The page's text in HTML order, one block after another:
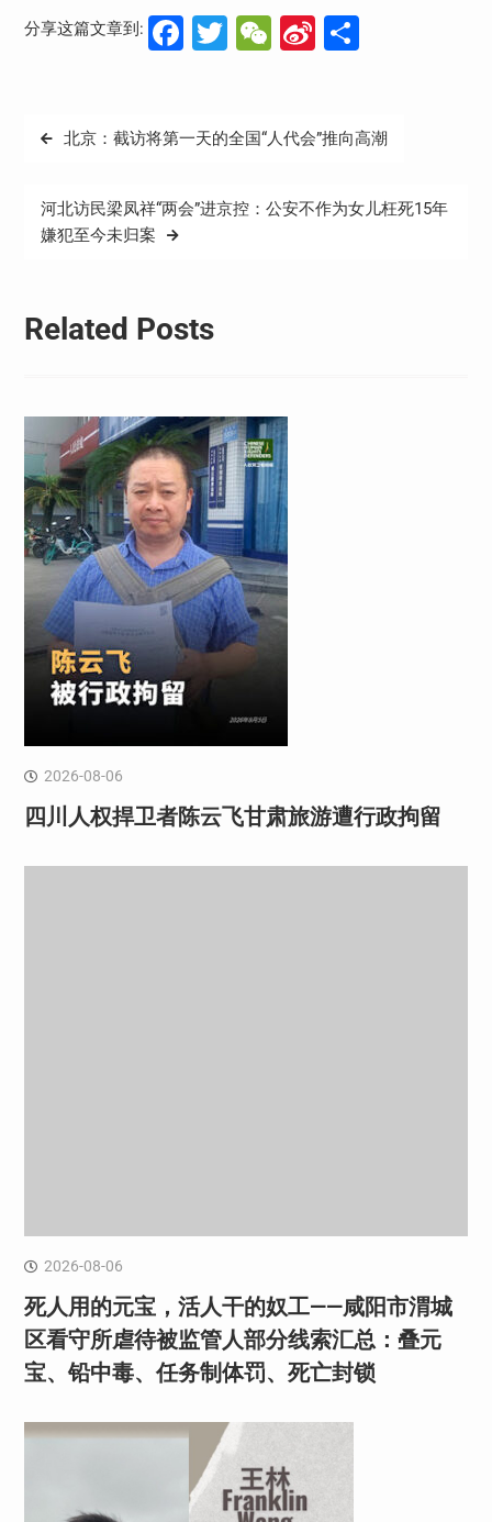
分享这篇文章到: Facebook
Twitter
WeChat
Sina分
文
导
航
北京：截访将第一天的全国“人代会”推向高潮
河北访民梁凤祥“两会”进京控：公安不作为女儿枉死15年
嫌犯至今未归案
Related Posts
2026-08-06
四川人权捍卫者陈云飞甘肃旅游遭行政拘留
2026-08-06
死人用的元宝，活人干的奴工——咸阳市渭城
区看守所虐待被监管人部分线索汇总：叠元
宝、铅中毒、任务制体罚、死亡封锁